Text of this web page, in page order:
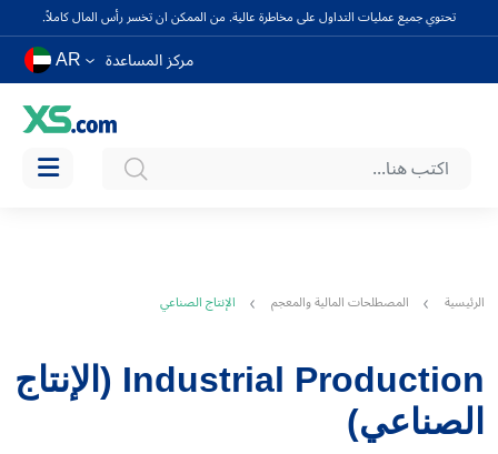
تحتوي جميع عمليات التداول على مخاطرة عالية. من الممكن ان تخسر رأس المال كاملاً.
مركز المساعدة AR
الرئيسية المصطلحات المالية والمعجم الإنتاج الصناعي
Industrial Production (الإنتاج
الصناعي)